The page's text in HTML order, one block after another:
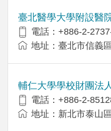
臺北醫學大學附設醫
電話：+886-2-
地址：臺北市信義
輔仁大學學校財團法
電話：+886-2-
地址：新北市泰山